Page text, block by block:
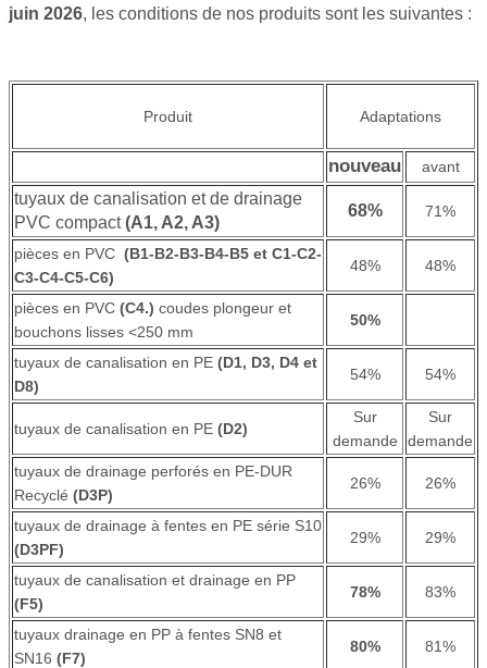
juin 2026, les conditions de nos produits sont les suivantes :
Produit Adaptations
nouveau avant
tuyaux de canalisation et de drainage
PVC compact(A1, A2, A3)
68% 71%
pièces en PVC (B1-B2-B3-B4-B5 et C1-C2-
C3-C4-C5-C6)
48% 48%
pièces en PVC (C4.) coudes plongeur et
bouchons lisses <250 mm
50%
tuyaux de canalisation en PE (D1, D3, D4 et
D8)
54% 54%
tuyaux de canalisation en PE (D2)
Sur
demande
Sur
demande
tuyaux de drainage perforés en PE-DUR
Recyclé (D3P)
26% 26%
tuyaux de drainage à fentes en PE série S10
(D3PF)
29% 29%
tuyaux de canalisation et drainage en PP
(F5)
78% 83%
tuyaux drainage en PP à fentes SN8 et
SN16 (F7)
80% 81%